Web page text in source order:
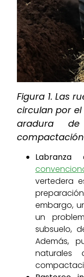
Figura 1. Las
circulan por
aradura
compactación
Labranza
vertedera
embargo,
un
subsuelo,
Además,